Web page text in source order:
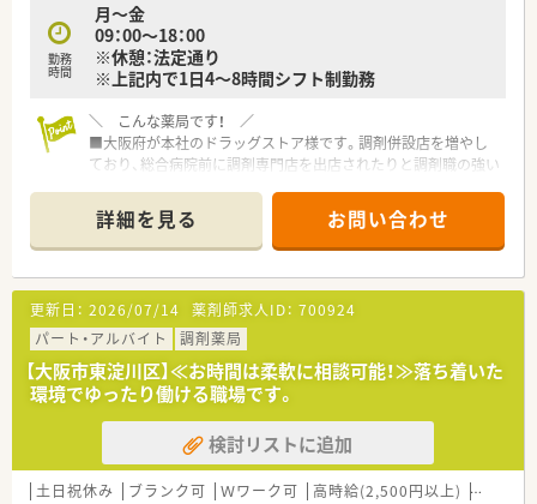
は問題なくご対応いただけるお仕事内容なのでご安心ください
♪2階から1階へのお薬の受け渡しはベルトコンベアで対応して
いますので、階段の上り下りの必要はありません。
■カウンセリングに力をいれており、ゆとりをもって患者様対応
＜ 大手ならではの充実の福利厚生！ ＞
■社員持株制度、保険関連の割引制度やチケット類やレジャー施
設を法人価格での利用・購入、社員買い物割引など・・・載せ切れな
いほど多くの福利厚生がございます！
■2か月に一度、本社で疾患別の勉強会を実施！参加は任意です
が、参加される場合は交通費の支給もあります♪
勤務
時間
月～金
09：00～18：00
※休憩：法定通り
※上記内で1日4～8時間シフト制勤務
＼ こんな薬局です！ ／
■大阪府が本社のドラッグストア様です。調剤併設店を増やし
ており、総合病院前に調剤専門店を出店されたりと調剤職の強い
■実際に調剤併設店舗ではなく、純粋な調剤薬局が40店舗以上！
20店舗が病院門前の出店です。
■全売上の20％を調剤でカバーできるような経営方針を取って
おり、今後も調剤薬局店舗を新規・併設化で増やしていく為、積
極的に薬剤師を募集されています。医師の訪問診療に同行する
形式の在宅医療にも挑戦しており、活躍の場も広いです。
＼ コンサルタントおすすめポイント★ ／
■18時まで・残業ほぼなし！お仕事とプライベートのどちらも大
切にしながら働ける環境です。
■残業が発生する場合、残業代は1分単位でつくため、サービス
残業がないよう会社としても取り組まれています。
■カウンセリングに力をいれており、ゆとりをもって患者様対応
が出来る環境を整えています。1人あたりの処方箋枚数は約20枚
詳細を見る お問い合わせ
更新日： 2026/07/14 薬剤師求人ID： 700924
パート・アルバイト
調剤薬局
【大阪市東淀川区】≪お時間は柔軟に相談可能！≫落ち着いた
環境でゆったり働ける職場です。
検討リストに追加
土日祝休み ブランク可 Ｗワーク可 高時給(2,500円以上) 60歳以